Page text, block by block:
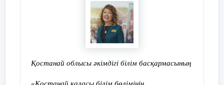
Оқушылардың математикалық
сауаттылығын арттыру
жаңа заман талабы
Қазіргі таңдағы еліміздегі
өзгерістер, тұрақты дамудың жаңа
стратегиялық бағыттары және қоғамның
Қостанай облысы әкімдігі білім басқармасының